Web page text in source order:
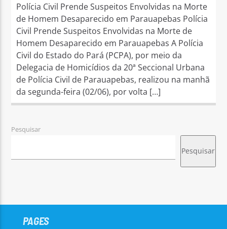
Polícia Civil Prende Suspeitos Envolvidas na Morte
de Homem Desaparecido em Parauapebas Polícia
Civil Prende Suspeitos Envolvidas na Morte de
Homem Desaparecido em Parauapebas A Polícia
Civil do Estado do Pará (PCPA), por meio da
Delegacia de Homicídios da 20ª Seccional Urbana
de Polícia Civil de Parauapebas, realizou na manhã
da segunda-feira (02/06), por volta […]
Pesquisar
Pesquisar
PAGES